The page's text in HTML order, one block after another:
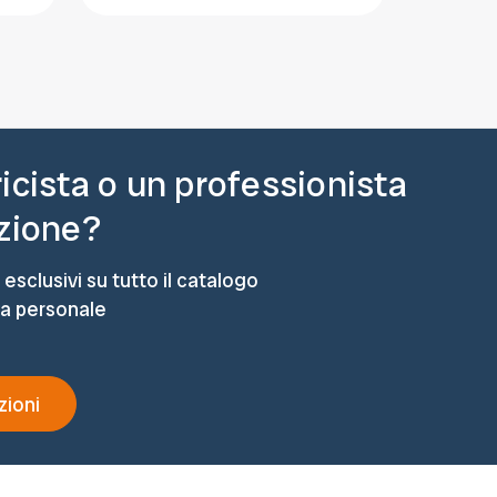
o un professionista
su tutto il catalogo
personale